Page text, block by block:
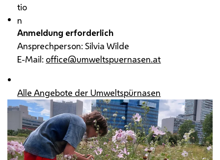
tio
n
Anmeldung erforderlich
Ansprechperson: Silvia Wilde
E-Mail: office@umweltspuernasen.at
Alle Angebote der Umweltspürnasen